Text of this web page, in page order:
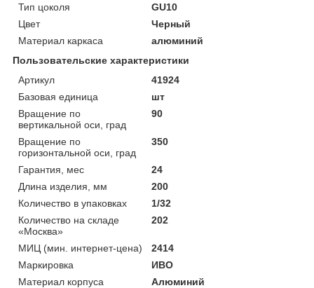
Тип цоколя
GU10
Цвет
Черный
Материал каркаса
алюминий
Пользовательские характеристики
Артикул
41924
Базовая единица
шт
Вращение по
вертикальной оси, град
90
Вращение по
горизонтальной оси, град
350
Гарантия, мес
24
Длина изделия, мм
200
Количество в упаковках
1/32
Количество на складе
«Москва»
202
МИЦ (мин. интернет-цена)
2414
Маркировка
ИВО
Материал корпуса
Алюминий